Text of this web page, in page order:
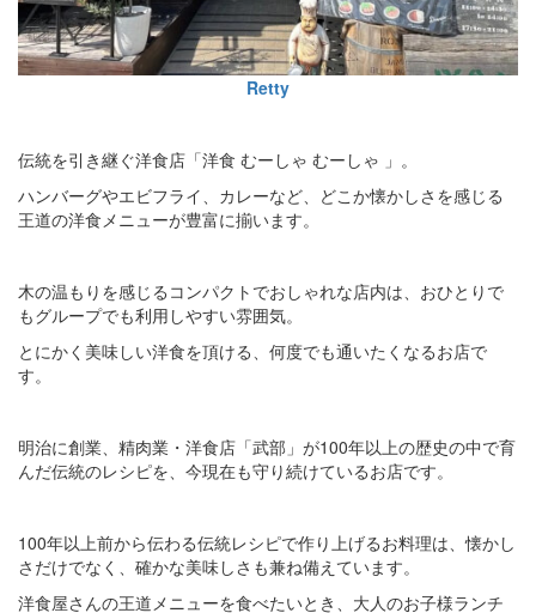
Retty
伝統を引き継ぐ洋食店「洋食 むーしゃ むーしゃ 」。
ハンバーグやエビフライ、カレーなど、どこか懐かしさを感じる
王道の洋食メニューが豊富に揃います。
木の温もりを感じるコンパクトでおしゃれな店内は、おひとりで
もグループでも利用しやすい雰囲気。
とにかく美味しい洋食を頂ける、何度でも通いたくなるお店で
す。
明治に創業、精肉業・洋食店「武部」が100年以上の歴史の中で育
んだ伝統のレシピを、今現在も守り続けているお店です。
100年以上前から伝わる伝統レシピで作り上げるお料理は、懐かし
さだけでなく、確かな美味しさも兼ね備えています。
洋食屋さんの王道メニューを食べたいとき、大人のお子様ランチ